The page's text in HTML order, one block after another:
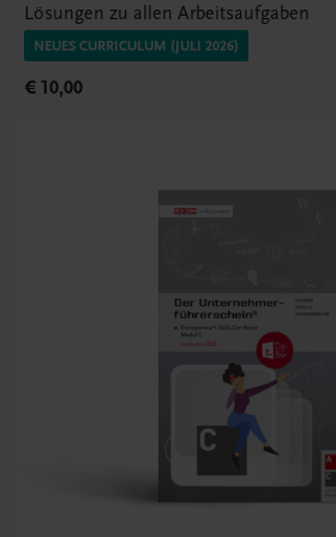
Lösungen zu allen Arbeitsaufgaben
NEUES CURRICULUM (JULI 2026)
€ 10,00